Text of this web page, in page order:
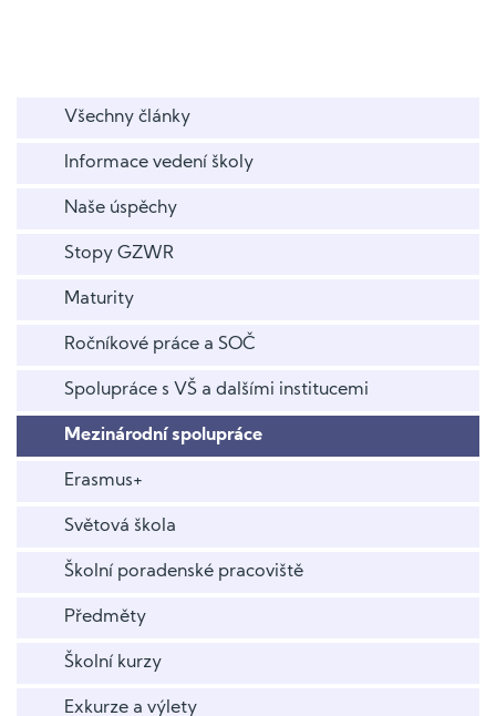
Všechny články
Informace vedení školy
Naše úspěchy
Stopy GZWR
Maturity
Ročníkové práce a SOČ
Spolupráce s VŠ a dalšími institucemi
Mezinárodní spolupráce
Erasmus+
Světová škola
Školní poradenské pracoviště
Předměty
Školní kurzy
Exkurze a výlety